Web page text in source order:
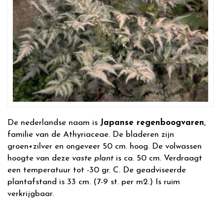
De nederlandse naam is Japanse regenboogvaren,
familie van de Athyriaceae. De bladeren zijn
groen+zilver en ongeveer 50 cm. hoog. De volwassen
hoogte van deze vaste plant is ca. 50 cm. Verdraagt
een temperatuur tot -30 gr. C. De geadviseerde
plantafstand is 33 cm. (7-9 st. per m2.) Is ruim
verkrijgbaar.